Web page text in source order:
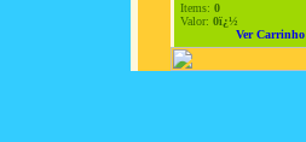
Items: 0
Valor: 0ï¿½
Ver Carrinho